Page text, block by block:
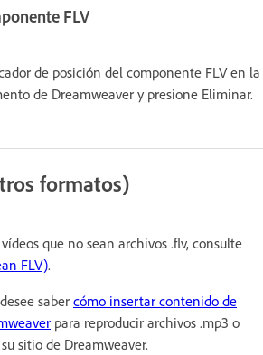
FLV
de posición del componente FLV en la
de Dreamweaver y presione Eliminar.
formatos)
que no sean archivos .flv, consulte
FLV).
saber cómo insertar contenido de
para reproducir archivos .mp3 o
sitio de Dreamweaver.